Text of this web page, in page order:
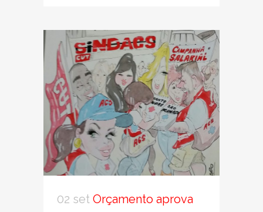
02 set Orçamento aprova